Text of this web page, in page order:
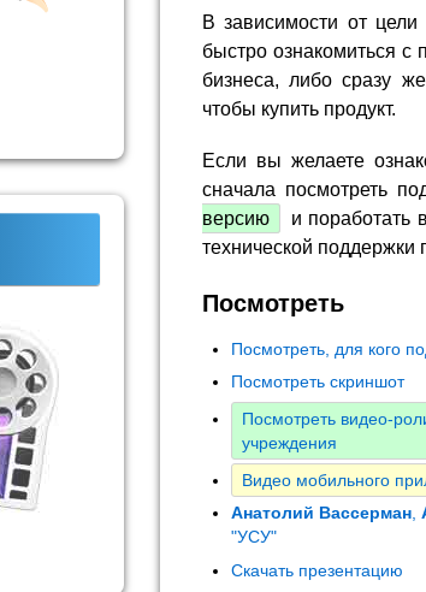
В зависимости от
быстро ознакомиться с
бизнеса, либо сразу
чтобы купить продукт.
Если вы желаете
сначала посмотреть
версию
и поработать
технической поддержки
Посмотреть
Посмотреть, для кого
Посмотреть скриншот
Посмотреть видео-
учреждения
Видео мобильного
Анатолий Вассерман,
"УСУ"
Скачать презентацию